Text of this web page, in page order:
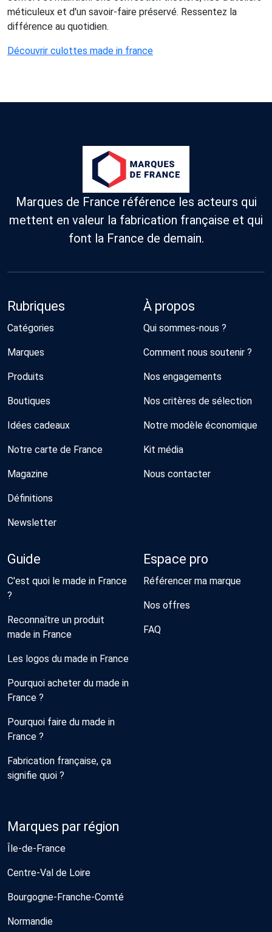
méticuleux et d'un savoir-faire préservé. Ressentez la
différence au quotidien.
Découvrir culottes made in france
Marques de France référence les acteurs qui
mettent en valeur la fabrication française et qui
font la France de demain.
Rubriques
Catégories
Marques
Produits
Boutiques
Idées cadeaux
Notre carte de France
Magazine
Définitions
Newsletter
À propos
Qui sommes-nous ?
Comment nous soutenir ?
Nos engagements
Nos critères de sélection
Notre modèle économique
Kit média
Nous contacter
Guide
C'est quoi le made in France
?
Reconnaître un produit
made in France
Les logos du made in France
Pourquoi acheter du made in
France ?
Pourquoi faire du made in
France ?
Fabrication française, ça
signifie quoi ?
Espace pro
Référencer ma marque
Nos offres
FAQ
Marques par région
Île-de-France
Centre-Val de Loire
Bourgogne-Franche-Comté
Normandie